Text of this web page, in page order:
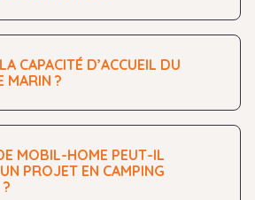
CAPACITÉ D’ACCUEIL DU
MARIN ?
MOBIL-HOME PEUT-IL
PROJET EN CAMPING